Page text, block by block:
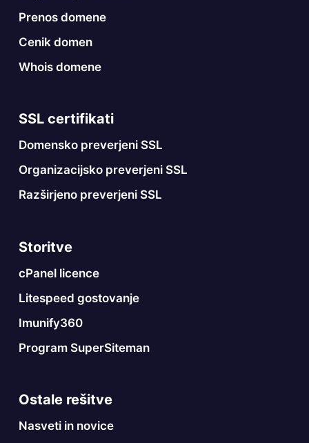
Prenos domene
Cenik domen
Whois domene
SSL certifikati
Domensko preverjeni SSL
Organizacijsko preverjeni SSL
Razširjeno preverjeni SSL
Storitve
cPanel licence
Litespeed gostovanje
Imunify360
Program SuperSiteman
Ostale rešitve
Nasveti in novice